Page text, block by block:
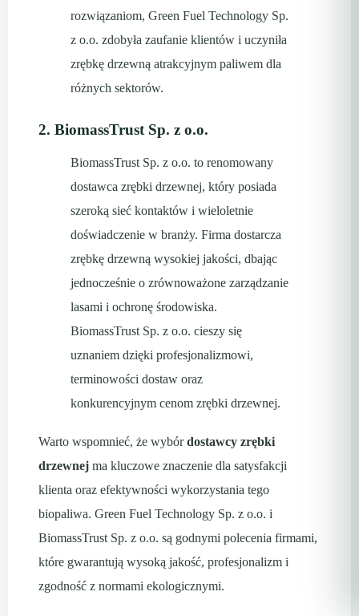
rozwiązaniom, Green Fuel Technology Sp.
z o.o. zdobyła zaufanie klientów i uczyniła
zrębkę drzewną atrakcyjnym paliwem dla
różnych sektorów.
2. BiomassTrust Sp. z o.o.
BiomassTrust Sp. z o.o. to renomowany
dostawca zrębki drzewnej, który posiada
szeroką sieć kontaktów i wieloletnie
doświadczenie w branży. Firma dostarcza
zrębkę drzewną wysokiej jakości, dbając
jednocześnie o zrównoważone zarządzanie
lasami i ochronę środowiska.
BiomassTrust Sp. z o.o. cieszy się
uznaniem dzięki profesjonalizmowi,
terminowości dostaw oraz
konkurencyjnym cenom zrębki drzewnej.
Warto wspomnieć, że wybórdostawcy zrębki
drzewnej ma kluczowe znaczenie dla satysfakcji
klienta oraz efektywności wykorzystania tego
biopaliwa. Green Fuel Technology Sp. z o.o. i
BiomassTrust Sp. z o.o. są godnymi polecenia firmami,
które gwarantują wysoką jakość, profesjonalizm i
zgodność z normami ekologicznymi.